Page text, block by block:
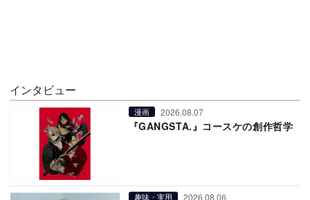
インタビュー
漫画 2026.08.07
『GANGSTA.』コースケの創作哲学
趣味・実用 2026.08.06